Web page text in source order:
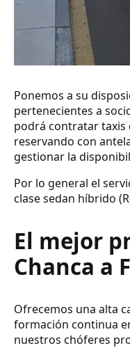
Ponemos a su
pertenecientes a
podrá contratar taxis
reservando con
gestionar la
Por lo general el
clase sedan híbrido
El mejor
Chanca a
Ofrecemos una alta
formación continua
nuestros chóferes